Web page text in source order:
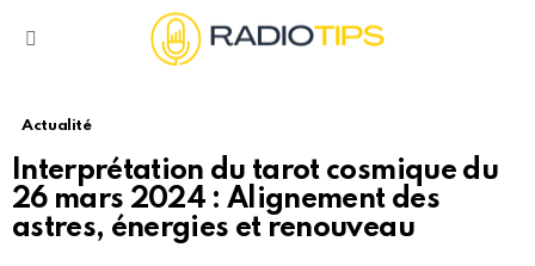
Actualité
Interprétation du tarot cosmique du
26 mars 2024 : Alignement des
astres, énergies et renouveau